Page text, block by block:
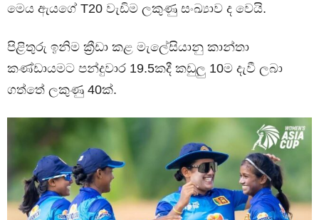
මෙය ඇයගේ T20 වැඩිම ලකුණු සංඛ්‍යාව ද වෙයි.
පිළිතුරු ඉනිම ක්‍රීඩා කළ මැලේසියානු කාන්තා
කණ්ඩායමට පන්දුවාර 19.5කදී කඩුලු 10ම දැවී ලබා
ගත්තේ ලකුණු 40ක්.